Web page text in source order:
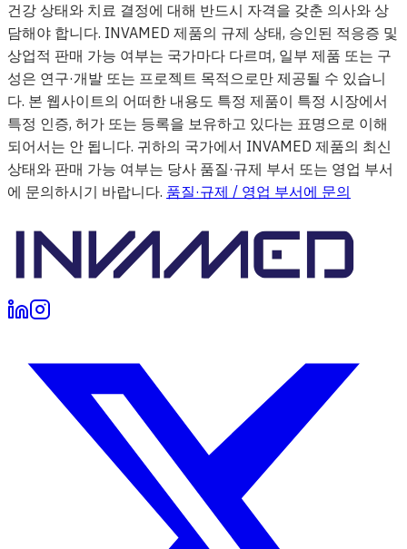
건강 상태와 치료 결정에 대해 반드시 자격을 갖춘 의사와 상
담해야 합니다. INVAMED 제품의 규제 상태, 승인된 적응증 및
상업적 판매 가능 여부는 국가마다 다르며, 일부 제품 또는 구
성은 연구·개발 또는 프로젝트 목적으로만 제공될 수 있습니
다. 본 웹사이트의 어떠한 내용도 특정 제품이 특정 시장에서
특정 인증, 허가 또는 등록을 보유하고 있다는 표명으로 이해
되어서는 안 됩니다. 귀하의 국가에서 INVAMED 제품의 최신
상태와 판매 가능 여부는 당사 품질·규제 부서 또는 영업 부서
에 문의하시기 바랍니다. 품질·규제 / 영업 부서에 문의